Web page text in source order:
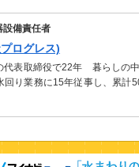
備責任者
ログレス)
代表取締役で22年 暮らしの
回り業務に15年従事し、累計